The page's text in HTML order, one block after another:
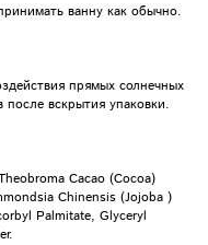
ванну как обычно.
прямых солнечных
после вскрытия упаковки.
Cacao (Cocoa)
Chinensis (Jojoba )
Palmitate, Glyceryl